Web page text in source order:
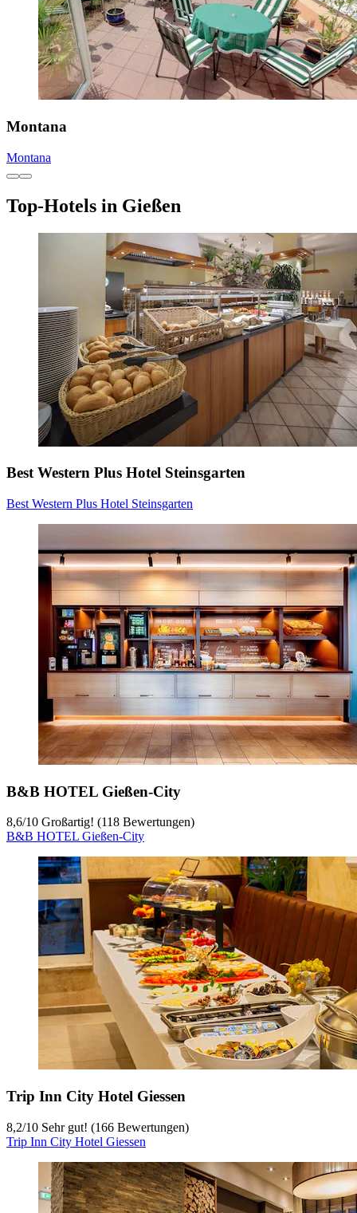
Montana
Montana
Top-Hotels in Gießen
Best Western Plus Hotel Steinsgarten
Best Western Plus Hotel Steinsgarten
B&B HOTEL Gießen-City
8,6/10 Großartig! (118 Bewertungen)
B&B HOTEL Gießen-City
Trip Inn City Hotel Giessen
8,2/10 Sehr gut! (166 Bewertungen)
Trip Inn City Hotel Giessen